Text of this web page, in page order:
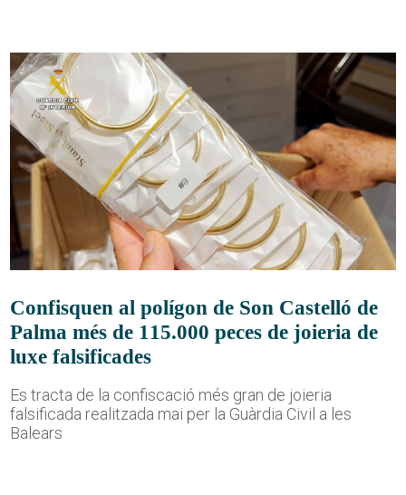
Confisquen al polígon de Son Castelló de
Palma més de 115.000 peces de joieria de
luxe falsificades
Es tracta de la confiscació més gran de joieria
falsificada realitzada mai per la Guàrdia Civil a les
Balears